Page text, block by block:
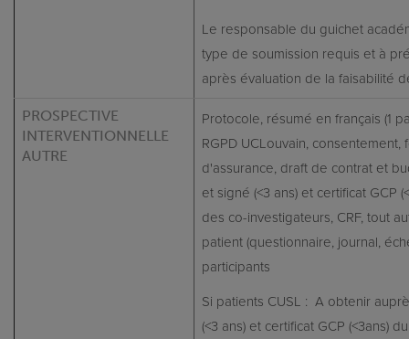
Le responsable du guichet
type de soumission requis et à
après évaluation de la faisabilité
PROSPECTIVE
INTERVENTIONNELLE
AUTRE
Protocole, résumé en français (1
RGPD UCLouvain,
d'assurance, draft de contrat et
et signé (<3 ans) et certificat GCP
des co-investigateurs, CRF, tout
patient (questionnaire, journal,
participants
Si patients CUSL : A obtenir
(<3 ans) et certificat GCP (<3ans)